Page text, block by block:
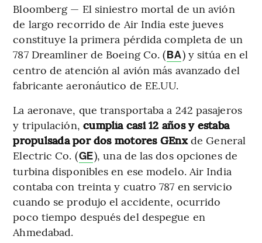
Bloomberg — El siniestro mortal de un avión
de largo recorrido de Air India este jueves
constituye la primera pérdida completa de un
787 Dreamliner de Boeing Co. (BA) y sitúa en el
centro de atención al avión más avanzado del
fabricante aeronáutico de EE.UU.
La aeronave, que transportaba a 242 pasajeros
y tripulación, cumplía casi 12 años y estaba
propulsada por dos motores GEnxde General
Electric Co. (GE), una de las dos opciones de
turbina disponibles en ese modelo. Air India
contaba con treinta y cuatro 787 en servicio
cuando se produjo el accidente, ocurrido
poco tiempo después del despegue en
Ahmedabad.